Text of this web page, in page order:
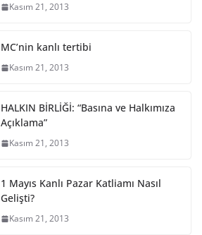
Kasım 21, 2013
MC’nin kanlı tertibi
Kasım 21, 2013
HALKIN BİRLİĞİ: “Basına ve Halkımıza
Açıklama”
Kasım 21, 2013
1 Mayıs Kanlı Pazar Katliamı Nasıl
Gelişti?
Kasım 21, 2013